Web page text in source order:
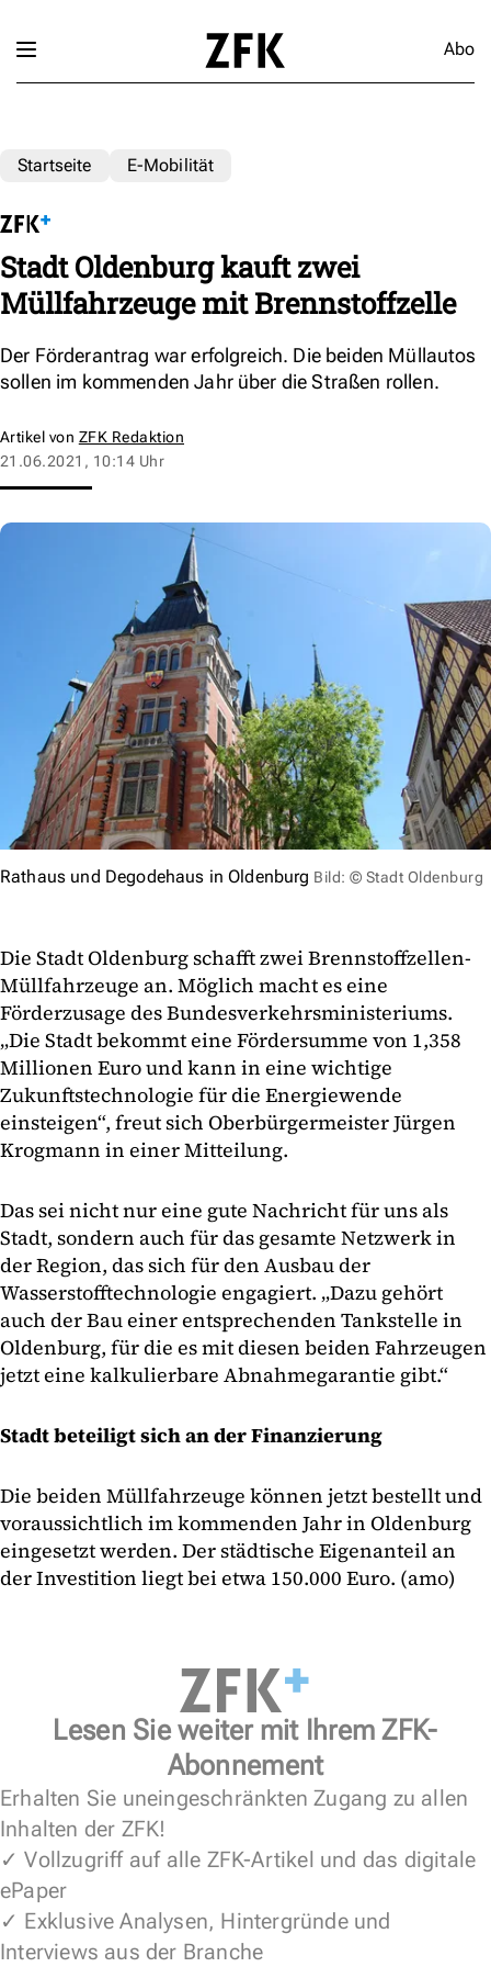
Abo
Startseite E-Mobilität
Stadt Oldenburg kauft zwei
Müllfahrzeuge mit Brennstoffzelle
Der Förderantrag war erfolgreich. Die beiden Müllautos
sollen im kommenden Jahr über die Straßen rollen.
Artikel von ZFK Redaktion
21.06.2021, 10:14 Uhr
Rathaus und Degodehaus in Oldenburg Bild: © Stadt Oldenburg
Die Stadt Oldenburg schafft zwei Brennstoffzellen-
Müllfahrzeuge an. Möglich macht es eine
Förderzusage des Bundesverkehrsministeriums.
„Die Stadt bekommt eine Fördersumme von 1,358
Millionen Euro und kann in eine wichtige
Zukunftstechnologie für die Energiewende
einsteigen“, freut sich Oberbürgermeister Jürgen
Krogmann in einer Mitteilung.
Das sei nicht nur eine gute Nachricht für uns als
Stadt, sondern auch für das gesamte Netzwerk in
der Region, das sich für den Ausbau der
Wasserstofftechnologie engagiert. „Dazu gehört
auch der Bau einer entsprechenden Tankstelle in
Oldenburg, für die es mit diesen beiden Fahrzeugen
jetzt eine kalkulierbare Abnahmegarantie gibt.“
Stadt beteiligt sich an der Finanzierung
Die beiden Müllfahrzeuge können jetzt bestellt und
voraussichtlich im kommenden Jahr in Oldenburg
eingesetzt werden. Der städtische Eigenanteil an
der Investition liegt bei etwa 150.000 Euro. (amo)
Lesen Sie weiter mit Ihrem ZFK-
Abonnement
Erhalten Sie uneingeschränkten Zugang zu allen
Inhalten der ZFK!
✓ Vollzugriff auf alle ZFK-Artikel und das digitale
ePaper
✓ Exklusive Analysen, Hintergründe und
Interviews aus der Branche